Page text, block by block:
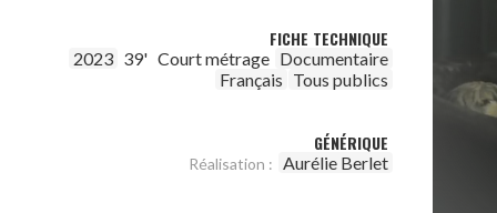
FICHE TECHNIQUE
2023 39' Court métrage Documentaire
Français Tous publics
GÉNÉRIQUE
Réalisation : Aurélie Berlet